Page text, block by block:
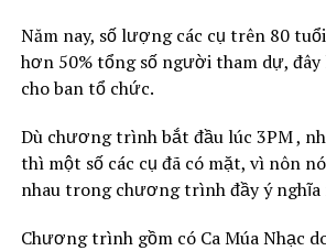
Năm nay, số lượng các cụ trên 80
hơn 50% tổng số người tham dự,
cho ban tổ chức.
Dù chương trình bắt đầu lúc 3PM ,
thì một số các cụ đã có mặt, vì nôn
nhau trong chương trình đầy ý nghĩa
Chương trình gồm có Ca Múa Nhạc